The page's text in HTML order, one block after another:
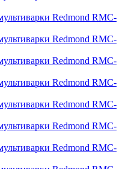
Redmond RMC-
Redmond RMC-
Redmond RMC-
Redmond RMC-
Redmond RMC-
Redmond RMC-
Redmond RMC-